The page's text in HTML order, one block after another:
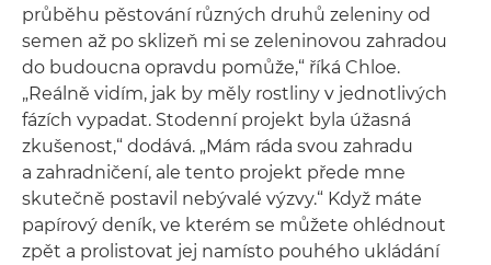
průběhu pěstování různých druhů zeleniny od
semen až po sklizeň mi se zeleninovou zahradou
do budoucna opravdu pomůže,“ říká Chloe.
„Reálně vidím, jak by měly rostliny v jednotlivých
fázích vypadat. Stodenní projekt byla úžasná
zkušenost,“ dodává. „Mám ráda svou zahradu
a zahradničení, ale tento projekt přede mne
skutečně postavil nebývalé výzvy.“ Když máte
papírový deník, ve kterém se můžete ohlédnout
zpět a prolistovat jej namísto pouhého ukládání